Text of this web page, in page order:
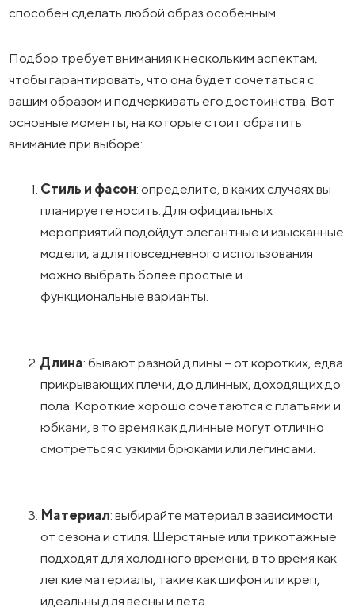
способен сделать любой образ особенным.
Подбор требует внимания к нескольким аспектам,
чтобы гарантировать, что она будет сочетаться с
вашим образом и подчеркивать его достоинства. Вот
основные моменты, на которые стоит обратить
внимание при выборе:
Стиль и фасон: определите, в каких случаях вы
планируете носить. Для официальных
мероприятий подойдут элегантные и изысканные
модели, а для повседневного использования
можно выбрать более простые и
функциональные варианты.
Длина: бывают разной длины – от коротких, едва
прикрывающих плечи, до длинных, доходящих до
пола. Короткие хорошо сочетаются с платьями и
юбками, в то время как длинные могут отлично
смотреться с узкими брюками или легинсами.
Материал: выбирайте материал в зависимости
от сезона и стиля. Шерстяные или трикотажные
подходят для холодного времени, в то время как
легкие материалы, такие как шифон или креп,
идеальны для весны и лета.